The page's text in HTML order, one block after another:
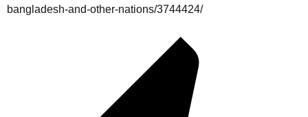
bangladesh-and-other-nations/3744424/